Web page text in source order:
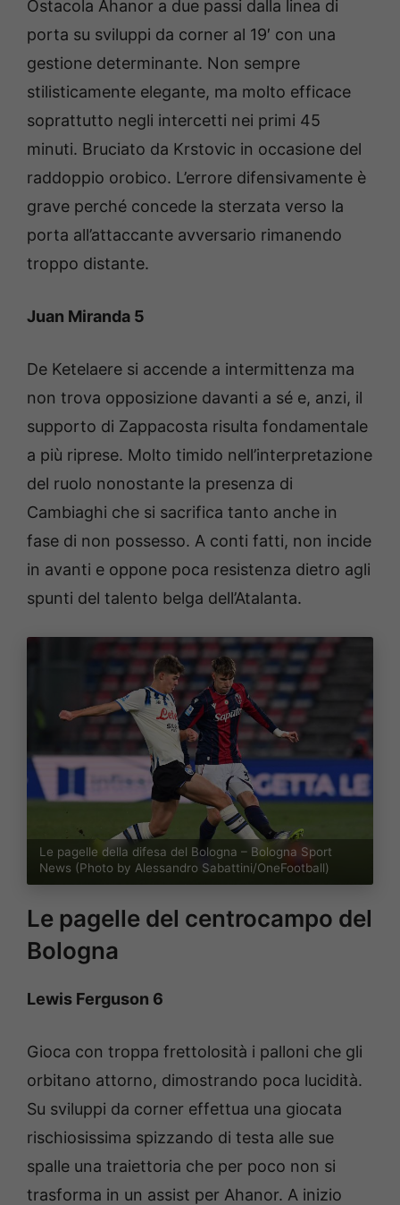
Ostacola Ahanor a due passi dalla linea di
porta su sviluppi da corner al 19′ con una
gestione determinante. Non sempre
stilisticamente elegante, ma molto efficace
soprattutto negli intercetti nei primi 45
minuti. Bruciato da Krstovic in occasione del
raddoppio orobico. L’errore difensivamente è
grave perché concede la sterzata verso la
porta all’attaccante avversario rimanendo
troppo distante.
Juan Miranda 5
De Ketelaere si accende a intermittenza ma
non trova opposizione davanti a sé e, anzi, il
supporto di Zappacosta risulta fondamentale
a più riprese. Molto timido nell’interpretazione
del ruolo nonostante la presenza di
Cambiaghi che si sacrifica tanto anche in
fase di non possesso. A conti fatti, non incide
in avanti e oppone poca resistenza dietro agli
spunti del talento belga dell’Atalanta.
Le pagelle della difesa del Bologna – Bologna Sport
News (Photo by Alessandro Sabattini/OneFootball)
Le pagelle del centrocampo del
Bologna
Lewis Ferguson 6
Gioca con troppa frettolosità i palloni che gli
orbitano attorno, dimostrando poca lucidità.
Su sviluppi da corner effettua una giocata
rischiosissima spizzando di testa alle sue
spalle una traiettoria che per poco non si
trasforma in un assist per Ahanor. A inizio